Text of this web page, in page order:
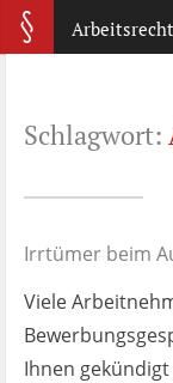
Was ist wichtig?
Wie reagiere ich?
Kündigung
Was jetzt?
Schlagwort:
Irrtümer beim
Viele
Ihnen